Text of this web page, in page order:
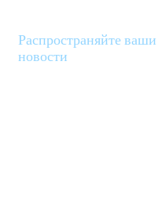
Распространяйте ваши
новости